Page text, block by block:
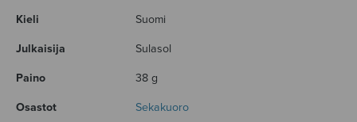
Kieli Suomi
Julkaisija Sulasol
Paino 38 g
Osastot Sekakuoro